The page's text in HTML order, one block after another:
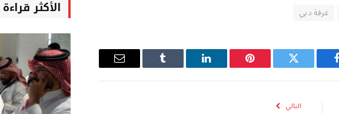
غرفة دبي
فيسبوك تويتر بينتيريستلينكدإن Tumblr
البريد
التالي
الأكثر قراءة